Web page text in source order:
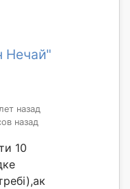
Нечай"
назад
назад
10